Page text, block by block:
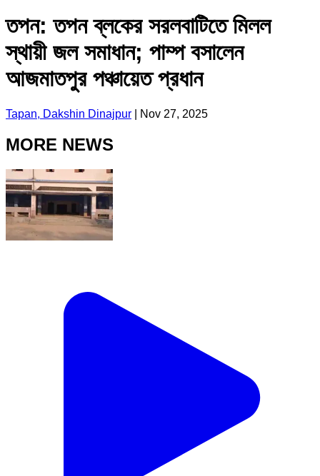
তপন: তপন ব্লকের সরলবাটিতে মিলল
স্থায়ী জল সমাধান; পাম্প বসালেন
আজমাতপুর পঞ্চায়েত প্রধান
Tapan, Dakshin Dinajpur Nov 27, 2025
MORE NEWS